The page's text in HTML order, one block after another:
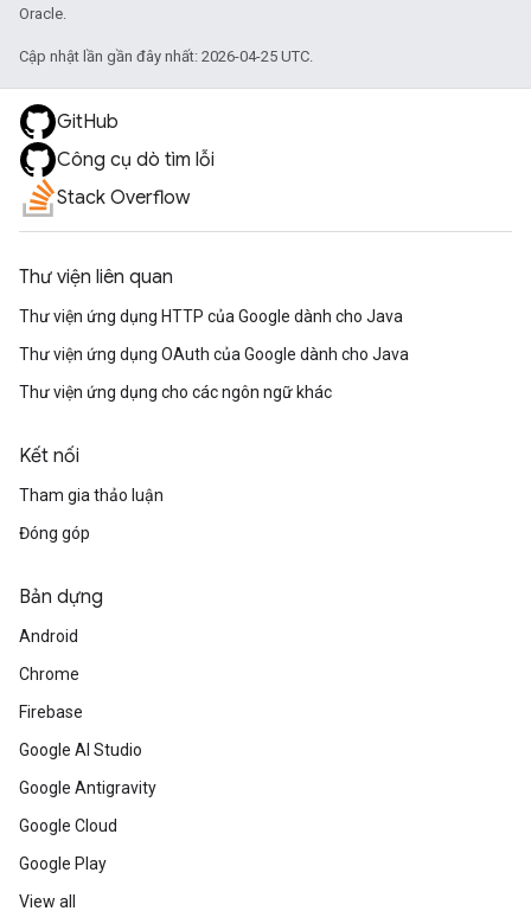
Oracle.
Cập nhật lần gần đây nhất: 2026-04-25 UTC.
GitHub
Công cụ dò tìm lỗi
Stack Overflow
Thư viện liên quan
Thư viện ứng dụng HTTP của Google dành cho Java
Thư viện ứng dụng OAuth của Google dành cho Java
Thư viện ứng dụng cho các ngôn ngữ khác
Kết nối
Tham gia thảo luận
Đóng góp
Bản dựng
Android
Chrome
Firebase
Google AI Studio
Google Antigravity
Google Cloud
Google Play
View all